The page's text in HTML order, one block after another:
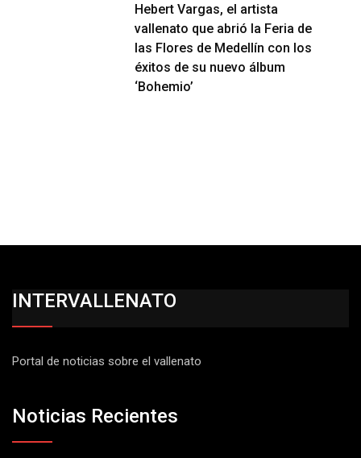
Hebert Vargas, el artista
vallenato que abrió la Feria de
las Flores de Medellín con los
éxitos de su nuevo álbum
‘Bohemio’
INTERVALLENATO
Portal de noticias sobre el vallenato
Noticias Recientes